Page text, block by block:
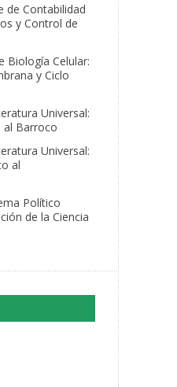
de Contabilidad
y Control de
Biología Celular:
y Ciclo
Universal:
al Barroco
Universal:
al
Político
de la Ciencia